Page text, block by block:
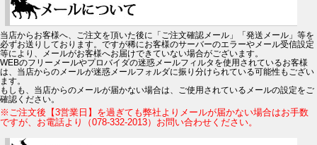
当店からお客様へ、ご注文を頂いた後に「ご注文確認メール」「発送メール」等を
必ずお送りしております。ですが稀にお客様のサーバーのエラーやメール受信設定
等により、メールがお客様へお届けできていない場合がございます。
WEBのフリーメールやプロバイダの迷惑メールフィルタを使用されているお客様
は、当店からのメールが迷惑メールフォルダに振り分けられている可能性もござい
ます。
もしも、当店からのメールが届かない場合は、ご使用されているメールの設定をご
確認ください。
※ご注文後【3営業日】を過ぎても弊社よりメールが届かない場合はお手数
ですが、お電話より（078-332-2013）お問い合わせください。